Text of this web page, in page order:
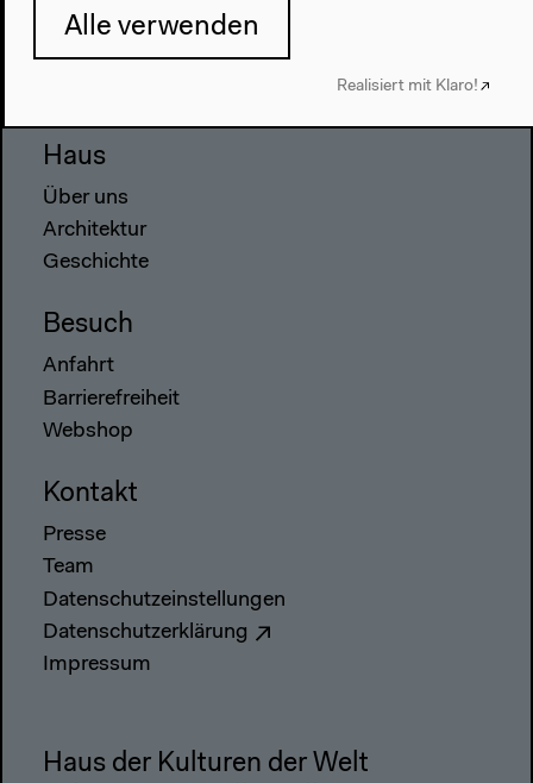
2022
Das Neue Alphabet
Haus
Über uns
Architektur
Geschichte
Besuch
Anfahrt
Barrierefreiheit
Webshop
Kontakt
Presse
Team
Datenschutzeinstellungen
Datenschutzerklärung
Impressum
Haus der Kulturen der Welt
Alle verwenden
Realisiert mit Klaro!